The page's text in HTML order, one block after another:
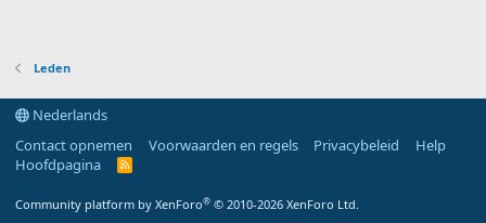
Leden
Nederlands
Contact opnemen
Voorwaarden en regels Privacybeleid
Help
Hoofdpagina
R
Community platform by XenForo® © 2010-2026 XenForo Ltd.